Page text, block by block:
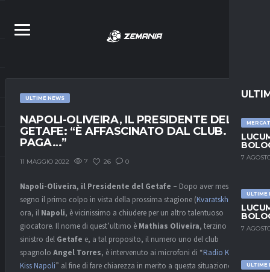
7
ULTIME
7
ULTIME
ULTIME NEWS
NAPOLI-OLIVEIRA, IL PRESIDENTE DEL
GETAFE: “È AFFASCINATO DAL CLUB. SE
PAGA…”
11 MAGGIO 2022 7 26 0
Napoli-Oliveira, il Presidente del Getafe – Dopo aver messo a
segno il primo colpo in vista della prossima stagione (Kvaratskhelia
)
ora, il Napoli, è vicinissimo a chiudere per un altro talentuoso
giocatore. Il nome di quest’ultimo è Mathias Oliveira, terzino
sinistro del Getafe e, a tal proposito, il numero uno del club
spagnolo Angel Torres, è intervenuto ai microfoni di “Radio Kiss
Kiss Napoli” al fine di fare chiarezza in merito a questa situazione.